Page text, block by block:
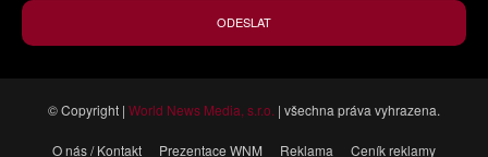
ODESLAT
© Copyright | World News Media, s.r.o. | všechna práva vyhrazena.
O nás / Kontakt Prezentace WNM Reklama Ceník reklamy